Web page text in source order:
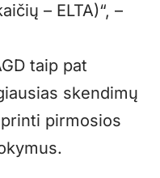
– ELTA)“, –
taip pat
skendimų
pirmosios